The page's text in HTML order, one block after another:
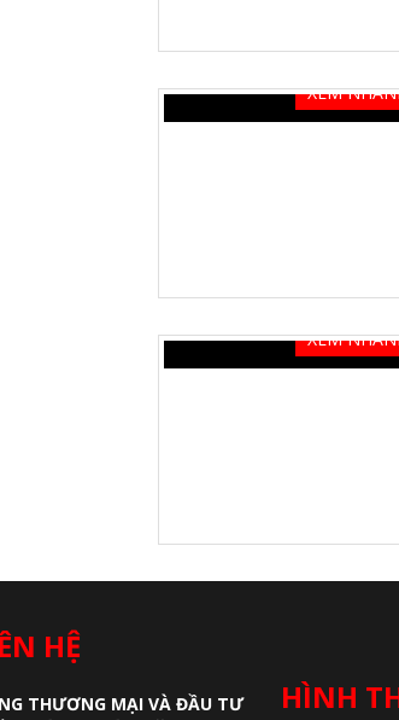
XEM
XEM
HỆ
THƯƠNG MẠI VÀ ĐẦU TƯ
HÌNH